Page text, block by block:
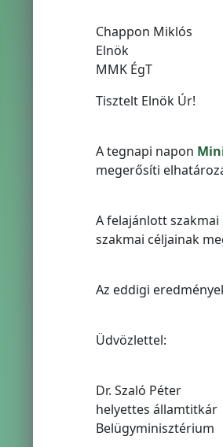
Chappon Miklós
Elnök
MMK ÉgT
Tisztelt Elnök Úr!
A tegnapi napon
megerősíti
A felajánlott
szakmai céljainak
Az eddigi
Üdvözlettel:
Dr. Szaló Péter
helyettes államtitkár
Belügyminisztérium